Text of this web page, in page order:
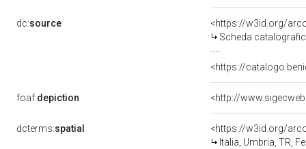
dc:source
<https://w3id.org/
Scheda
<https://
foaf:depiction <http://
dcterms:spatial
<https://w3id.org/
Italia, Umbria, TR,